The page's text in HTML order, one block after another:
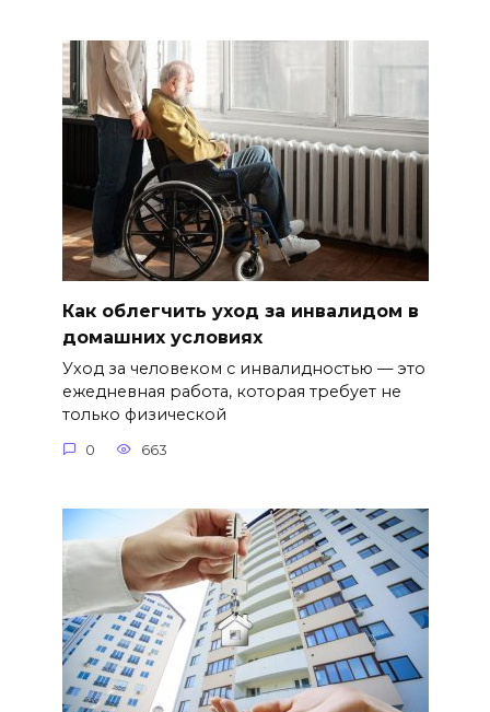
Как облегчить уход за инвалидом в
домашних условиях
Уход за человеком с инвалидностью — это
ежедневная работа, которая требует не
только физической
0 663